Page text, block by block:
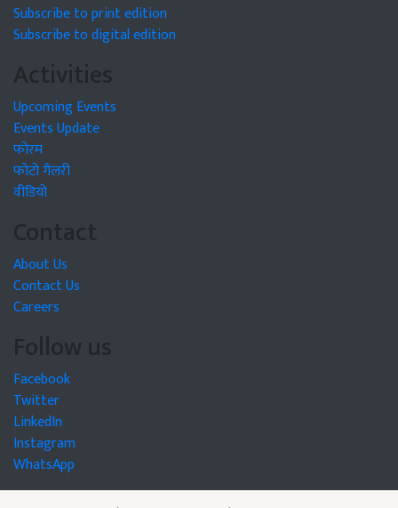
Subscribe to print edition
Subscribe to digital edition
Activities
Upcoming Events
Events Update
फोरम
फोटो गैलरी
वीडियो
Contact
About Us
Contact Us
Careers
Follow us
Facebook
Twitter
LinkedIn
Instagram
WhatsApp